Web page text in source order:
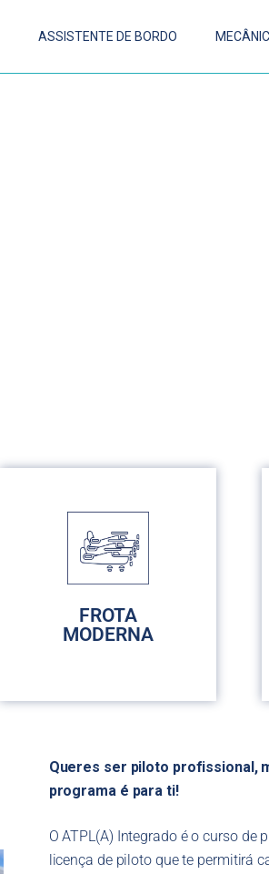
ASSISTENTE DE BORDO
FROTA
MODERNA
RECURSOS
simuladores
Queres ser piloto profissional,
programa é para ti!
O ATPL(A) Integrado é o curso
licença de piloto que te permitirá